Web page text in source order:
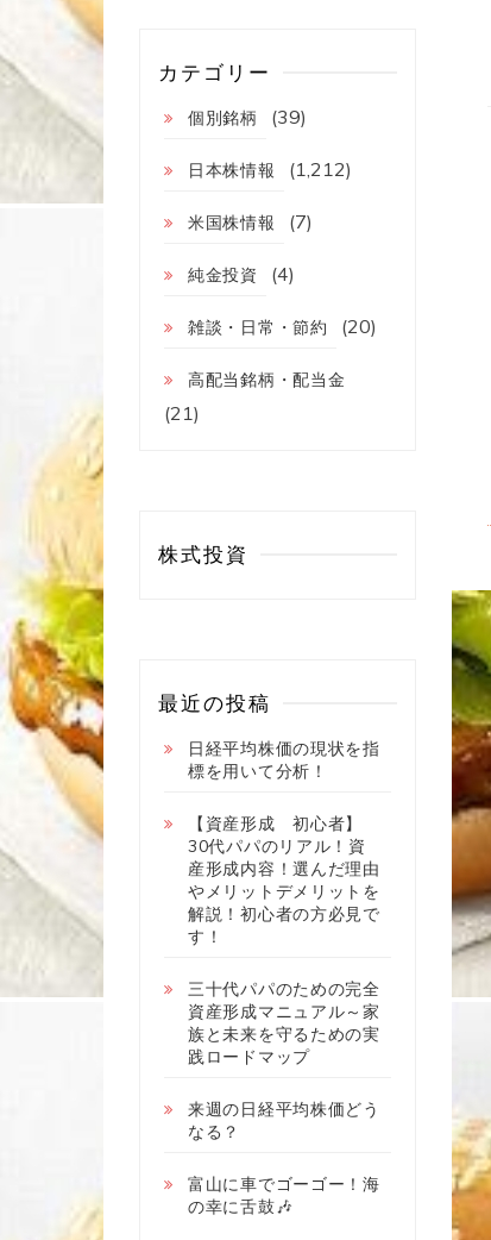
カテゴリー
個別銘柄 (39)
日本株情報 (1,212)
米国株情報 (7)
純金投資 (4)
雑談・日常・節約 (20)
高配当銘柄・配当金
(21)
株式投資
最近の投稿
日経平均株価の現状を指
標を用いて分析！
【資産形成 初心者】
30代パパのリアル！資
産形成内容！選んだ理由
やメリットデメリットを
解説！初心者の方必見で
す！
三十代パパのための完全
資産形成マニュアル～家
族と未来を守るための実
践ロードマップ
来週の日経平均株価どう
なる？
富山に車でゴーゴー！海
の幸に舌鼓🎶